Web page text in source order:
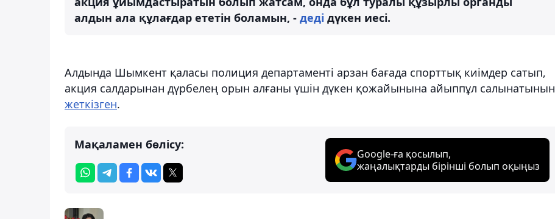
алдын ала құлағдар ететін боламын, - деді дүкен иесі.
Алдында Шымкент қаласы полиция департаменті арзан бағада спорттық киімдер сатып,
акция салдарынан дүрбелең орын алғаны үшін дүкен қожайынына айыппұл салынатынын
жеткізген.
Мақаламен бөлісу:
Google-ға қосылып,
жаңалықтарды бірінші болып оқыңыз